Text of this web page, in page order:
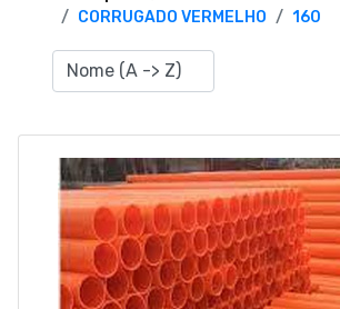
EMPRESA
CONTACTOS
263 710 898 geral@luxivo.pt
CORRUGADO VERMELHO
160